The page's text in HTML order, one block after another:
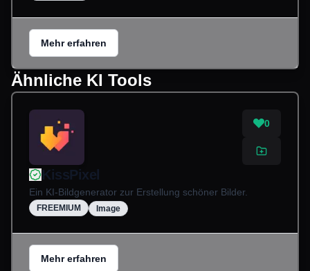
Mehr erfahren
Ähnliche KI Tools
0
KissPixel
Ein KI-Bildgenerator zur Erstellung schöner Bilder.
FREEMIUM Image
Mehr erfahren